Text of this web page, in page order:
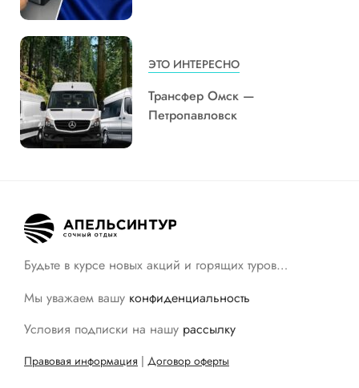
ЭТО ИНТЕРЕСНО
Трансфер Омск —
Петропавловск
Будьте в курсе новых акций и горящих туров…
Мы уважаем вашу конфиденциальность
Условия подписки на нашу рассылку
Правовая информация | Договор оферты